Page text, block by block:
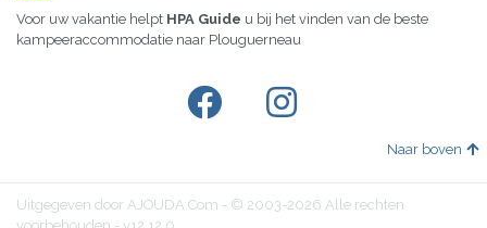
Voor uw vakantie helpt HPA Guide u bij het vinden van de beste
kampeeraccommodatie naar Plouguerneau
Naar boven
Uitgegeven door AJOUDA.Com - © 2003-2026 Alle rechten